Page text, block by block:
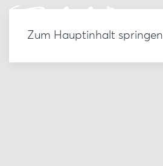
Zum Hauptinhalt springen